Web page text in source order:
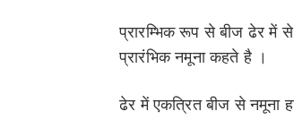
प्रारम्भिक रूप से बीज ढेर में
प्रारंभिक नमूना कहते है ।
ढेर में एकत्रित बीज से नमूना